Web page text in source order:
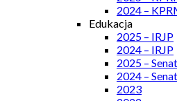
2024 –
Edukacja
2025 – IRJP
2024 – IRJP
2025 –
2024 –
2023